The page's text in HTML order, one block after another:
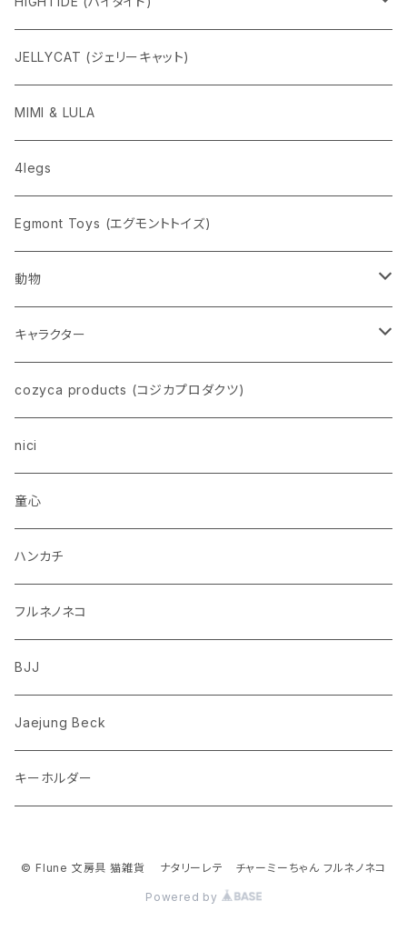
ニューレトロ
penco
nahe
pppppins（ピーーーーンズ）
JELLYCAT (ジェリーキャット)
MIMI & LULA
4legs
Egmont Toys (エグモントトイズ)
動物
ネコ
イヌ
トイプードル
柴犬
ポメラニアン
コーギー
ウザギ
パンダ
リス
クマ
ゾウ
トリ
キャラクター
スヌーピー
モンチッチ
ムーミン
ちいかわ
ミッフィー
Richard Scarry (リチャード・スキャリー)
おぱんちゅうさぎ/んぽちゃむ
cozyca products (コジカプロダクツ)
nici
童心
ハンカチ
フルネノネコ
BJJ
Jaejung Beck
キーホルダー
© Flune 文房具 猫雑貨 ナタリーレテ チャーミーちゃん フルネノネコ
Powered by